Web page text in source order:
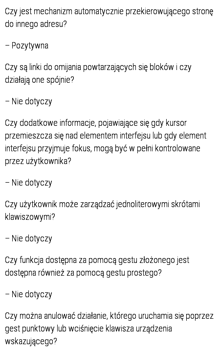
Czy jest mechanizm automatycznie przekierowującego stronę
do innego adresu?
– Pozytywna
Czy są linki do omijania powtarzających się bloków i czy
działają one spójnie?
– Nie dotyczy
Czy dodatkowe informacje, pojawiające się gdy kursor
przemieszcza się nad elementem interfejsu lub gdy element
interfejsu przyjmuje fokus, mogą być w pełni kontrolowane
przez użytkownika?
– Nie dotyczy
Czy użytkownik może zarządzać jednoliterowymi skrótami
klawiszowymi?
– Nie dotyczy
Czy funkcja dostępna za pomocą gestu złożonego jest
dostępna również za pomocą gestu prostego?
– Nie dotyczy
Czy można anulować działanie, którego uruchamia się poprzez
gest punktowy lub wciśnięcie klawisza urządzenia
wskazującego?